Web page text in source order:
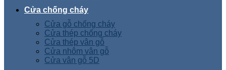
Cửa chống cháy
Cửa gỗ chống cháy
Cửa thép chống cháy
Cửa thép vân gỗ
Cửa nhôm vân gỗ
Cửa vân gỗ 5D